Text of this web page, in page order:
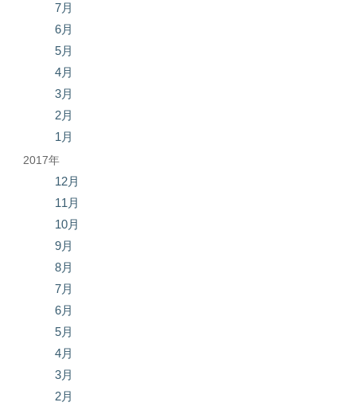
7月
6月
5月
4月
3月
2月
1月
2017年
12月
11月
10月
9月
8月
7月
6月
5月
4月
3月
2月